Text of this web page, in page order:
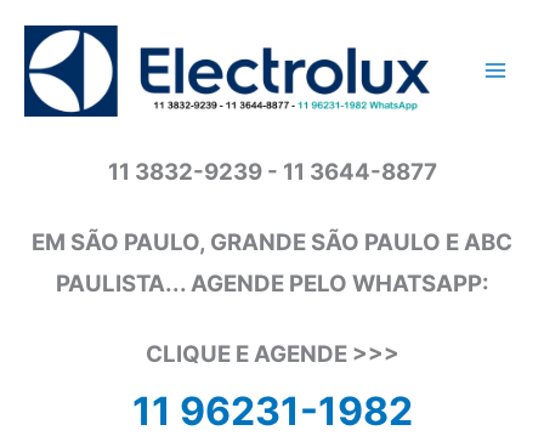
conteúdo
11 3832-9239 - 11 3644-8877
EM SÃO PAULO, GRANDE SÃO PAULO E ABC
PAULISTA... AGENDE PELO WHATSAPP:
CLIQUE E AGENDE >>>
11 96231-1982